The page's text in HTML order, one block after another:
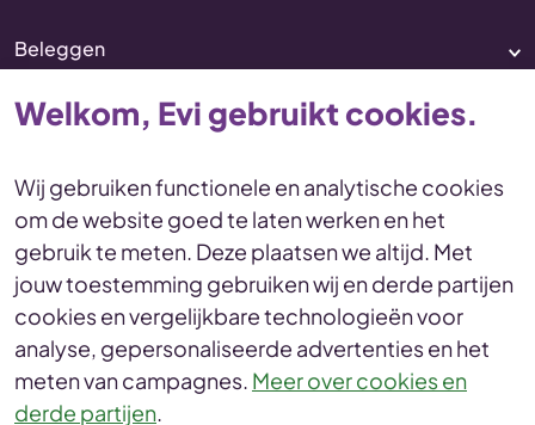
Beleggen
Vermogenscoaching
DisclaimerVoorwaarden
Privacy en cookies Statement
Toegankelijkheid Duurzaamheid
Duurzaamheidsinformatie
Duurzaamheidsprofiel
© Evi van Lanschot
Welkom, Evi gebruikt cookies.
Wij gebruiken functionele en analytische cookies
om de website goed te laten werken en het
gebruik te meten. Deze plaatsen we altijd. Met
jouw toestemming gebruiken wij en derde partijen
cookies en vergelijkbare technologieën voor
analyse, gepersonaliseerde advertenties en het
meten van campagnes. Meer over cookies en
derde partijen.